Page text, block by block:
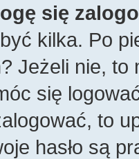
się
kilka. Po
Jeżeli nie,
się
to
hasło są